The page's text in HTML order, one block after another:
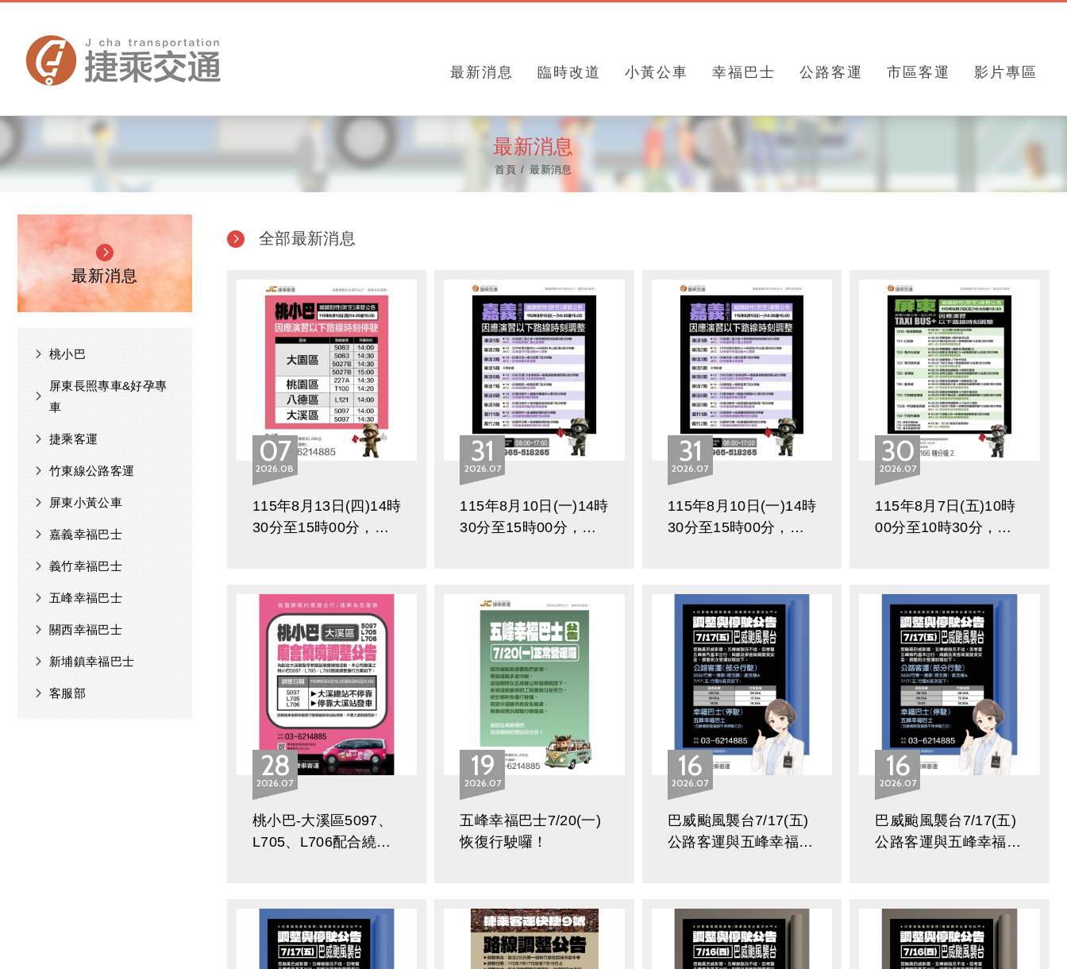
最新消息 臨時改道 小黃公車 幸福巴士 公路客運 市區客運 影片專區
最新消息
首頁 最新消息
最新消息
桃小巴
屏東長照專車&好孕專
車
捷乘客運
竹東線公路客運
屏東小黃公車
嘉義幸福巴士
義竹幸福巴士
五峰幸福巴士
關西幸福巴士
新埔鎮幸福巴士
客服部
全部最新消息
07
08
2026
115年8月13日(四)14時
30分至15時00分，因
部份班次停駛調整通知
3107
2026
115年8月10日(一)14時
30分至15時00分，因
3107
2026
115年8月10日(一)14時
30分至15時00分，因
次停駛調整通知
30
07
2026
115年8月7日(五)10時
00分至10時30分，因
次停駛調整通知
2807
2026
桃小巴-大溪區5097、
L705、L706配合繞境
1907
2026
五峰幸福巴士7/20(一)
恢復行駛囉！
1607
2026
巴威颱風襲台7/17(五)
公路客運與五峰幸福巴
1607
2026
巴威颱風襲台7/17(五)
公路客運與五峰幸福巴